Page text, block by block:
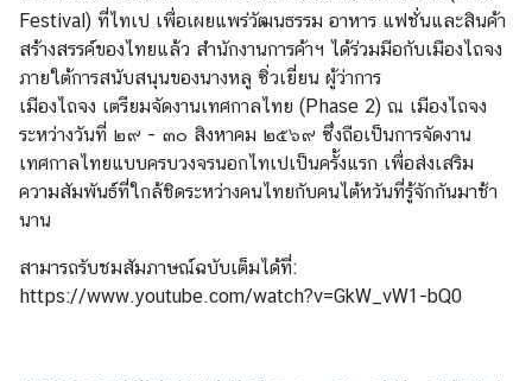
ท่
อ
ง
เ
ที่
ย
ว
ะ
เ
Festival) ที่ไทเป เพื่อเผยแพร่วัฒนธรรม อาหาร แฟชั่นและสินค้า
สร้างสรรค์ของไทยแล้ว สำนักงานการค้าฯ ได้ร่วมมือกับเมืองไถจง
ภายใต้การสนับสนุนของนางหลู ซิ่วเยี่ยน ผู้ว่าการ
เมืองไถจง เตรียมจัดงานเทศกาลไทย (Phase 2) ณ เมืองไถจง
ระหว่างวันที่ ๒๙ - ๓๐ สิงหาคม ๒๕๖๙ ซึ่งถือเป็นการจัดงาน
เทศกาลไทยแบบครบวงจรนอกไทเปเป็นครั้งแรก เพื่อส่งเสริม
ความสัมพันธ์ที่ใกล้ชิดระหว่างคนไทยกับคนไต้หวันที่รู้จักกันมาช้า
นาน
สามารถรับชมสัมภาษณ์ฉบับเต็มได้ที่:
https://www.youtube.com/watch?v=GkW_vW1-bQ0